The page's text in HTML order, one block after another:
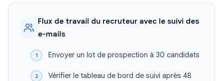
Flux de travail du recruteur avec le suivi des
e-mails
Envoyer un lot de prospection à 30 candidats
Vérifier le tableau de bord de suivi après 48